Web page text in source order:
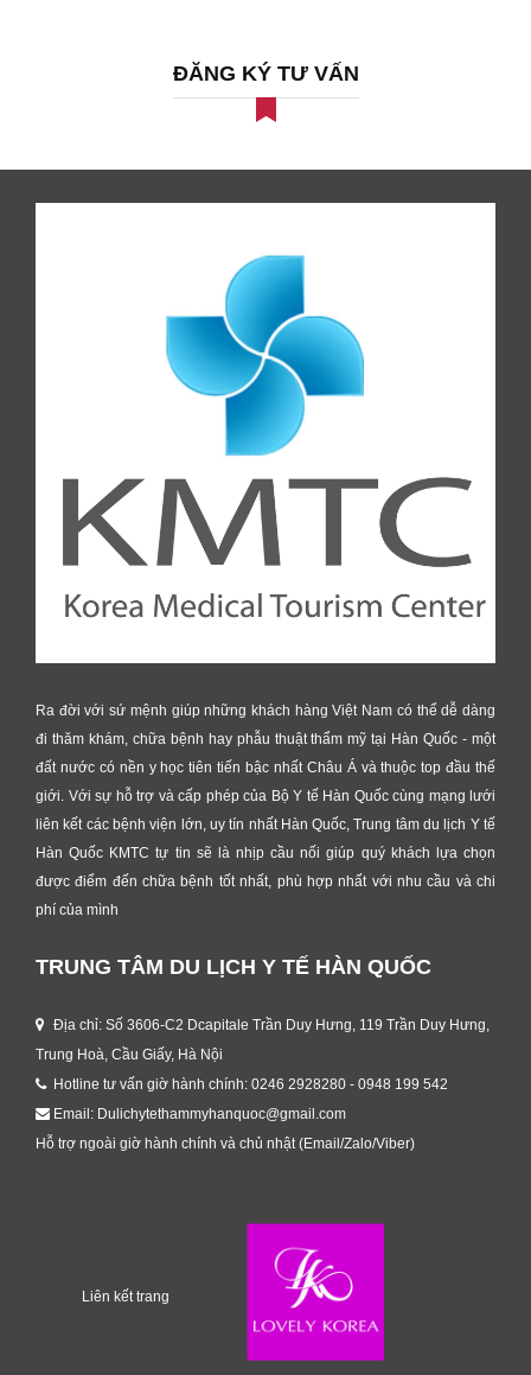
ĐĂNG KÝ TƯ VẤN
Ra đời với sứ mệnh giúp những khách hàng Việt Nam có thể dễ dàng
đi thăm khám, chữa bệnh hay phẫu thuật thẩm mỹ tại Hàn Quốc - một
đất nước có nền y học tiên tiến bậc nhất Châu Á và thuộc top đầu thế
giới. Với sự hỗ trợ và cấp phép của Bộ Y tế Hàn Quốc cùng mạng lưới
liên kết các bệnh viện lớn, uy tín nhất Hàn Quốc, Trung tâm du lịch Y tế
Hàn Quốc KMTC tự tin sẽ là nhịp cầu nối giúp quý khách lựa chọn
được điểm đến chữa bệnh tốt nhất, phù hợp nhất với nhu cầu và chi
phí của mình
TRUNG TÂM DU LỊCH Y TẾ HÀN QUỐC
Địa chỉ: Số 3606-C2 Dcapitale Trần Duy Hưng, 119 Trần Duy Hưng,
Trung Hoà, Cầu Giấy, Hà Nội
Hotline tư vấn giờ hành chính: 0246 2928280 - 0948 199 542
Email: Dulichytethammyhanquoc@gmail.com
Hỗ trợ ngoài giờ hành chính và chủ nhật (Email/Zalo/Viber)
Liên kết trang